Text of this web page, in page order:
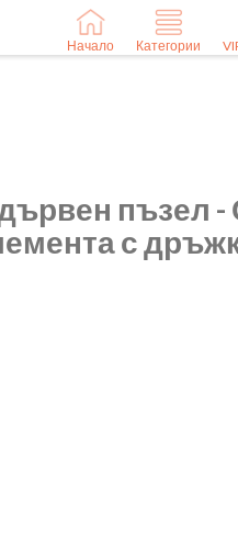
Начало Категории
пъзел -
с